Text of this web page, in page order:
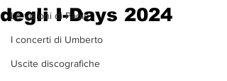
Le visioni di Paolo
I concerti di Umberto
Uscite discografiche
degli I-Days 2024